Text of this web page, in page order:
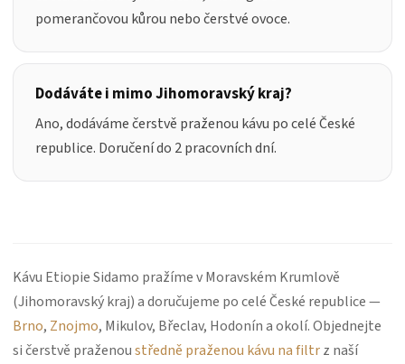
pomerančovou kůrou nebo čerstvé ovoce.
Dodáváte i mimo Jihomoravský kraj?
Ano, dodáváme čerstvě praženou kávu po celé České
republice. Doručení do 2 pracovních dní.
Kávu Etiopie Sidamo pražíme v Moravském Krumlově
(Jihomoravský kraj) a doručujeme po celé České republice —
Brno, Znojmo, Mikulov, Břeclav, Hodonín a okolí. Objednejte
si čerstvě praženoustředně praženou kávu na filtrz naší